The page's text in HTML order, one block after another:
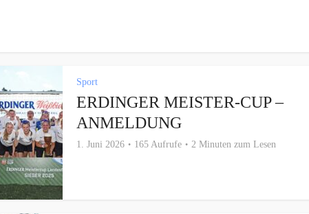
Sport
ERDINGER MEISTER-CUP –
ANMELDUNG
1. Juni 2026 165 Aufrufe 2 Minuten zum Lesen